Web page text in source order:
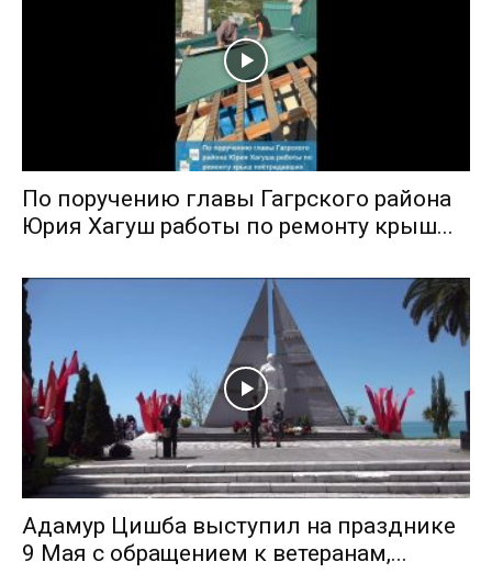
По поручению главы Гагрского района
Юрия Хагуш работы по ремонту крыш...
Адамур Цишба выступил на празднике
9 Мая с обращением к ветеранам,...